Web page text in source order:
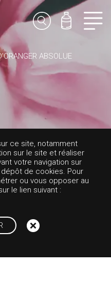
ABSOLUE
TUNI
ce site, notamment
sur le site et réaliser
votre navigation sur
de cookies. Pour
ou vous opposer au
le lien suivant :